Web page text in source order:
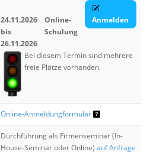
24.11.2026
bis
26.11.2026
Online-
Schulung
Anmelden
Bei diesem Termin sind mehrere
freie Plätze vorhanden.
Online-Anmeldungformular
Durchführung als Firmenseminar (In-
House-Seminar oder Online) auf Anfrage